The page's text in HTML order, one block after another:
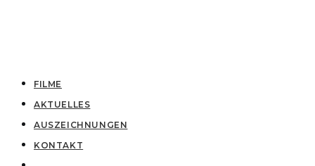
FILME
AKTUELLES
AUSZEICHNUNGEN
KONTAKT